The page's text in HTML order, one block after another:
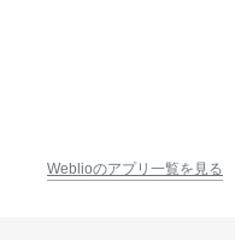
Weblioのアプリ一覧を見る